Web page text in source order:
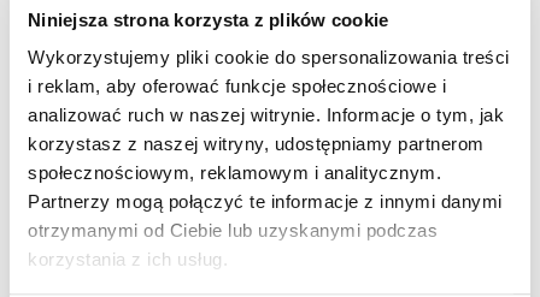
Niniejsza strona korzysta z plików cookie
Wykorzystujemy pliki cookie do spersonalizowania treści
i reklam, aby oferować funkcje społecznościowe i
analizować ruch w naszej witrynie. Informacje o tym, jak
korzystasz z naszej witryny, udostępniamy partnerom
społecznościowym, reklamowym i analitycznym.
Partnerzy mogą połączyć te informacje z innymi danymi
otrzymanymi od Ciebie lub uzyskanymi podczas
korzystania z ich usług.